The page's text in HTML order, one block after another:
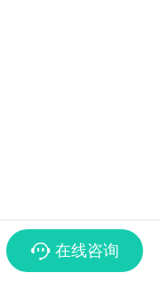
在线咨询